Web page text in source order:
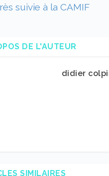
suivie à la CAMIF
DE L'AUTEUR
didier
SIMILAIRES